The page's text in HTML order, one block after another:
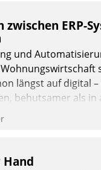
optimierte und
darf nicht zu viel
neuen
erfordert von
zu überprüfen, zu
ERP-
und
längst auf digital
behutsamer als in